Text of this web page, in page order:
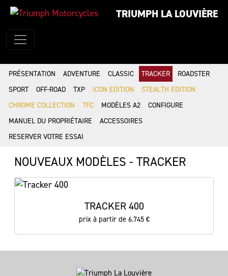
TRIUMPH LA LOUVIÈRE
PRÉSENTATION ADVENTURE CLASSIC TRACKER
ROADSTER
SPORT
OFF-ROAD TXP ICON EDITION
STEALTH EDITION
CHROME COLLECTION
TFC MODÈLES A2
CONFIGURE
MANUEL DU PROPRIÉTAIRE
ACCESSOIRES
RESERVER VOTRE ESSAI
NOUVEAUX MODÈLES - TRACKER
TRACKER 400
prix à partir de 6.745 €